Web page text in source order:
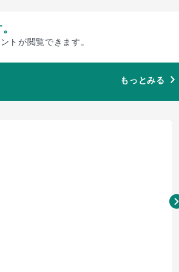
トが閲覧できます。
もっとみる